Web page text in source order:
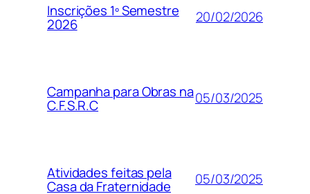
Inscrições 1º Semestre
2026 20/02/2026
Campanha para Obras na
C.F.S.R.C 05/03/2025
Atividades feitas pela
Casa da Fraternidade 05/03/2025